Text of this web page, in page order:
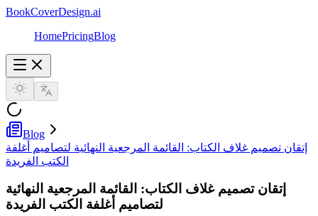
BookCoverDesign.ai
HomePricingBlog
Blog
إتقان تصميم غلاف الكتاب: القائمة المرجعية النهائية لتصاميم أغلفة
الكتب الفريدة
إتقان تصميم غلاف الكتاب: القائمة المرجعية النهائية
لتصاميم أغلفة الكتب الفريدة